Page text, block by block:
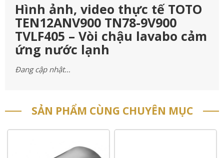
Hình ảnh, video thực tế TOTO
TEN12ANV900 TN78-9V900
TVLF405 – Vòi chậu lavabo cảm
ứng nước lạnh
Đang cập nhật…
SẢN PHẨM CÙNG CHUYÊN MỤC